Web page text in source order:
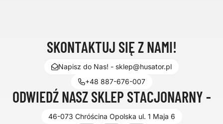
SKONTAKTUJ SIĘ Z NAMI!
Napisz do Nas! - sklep@husator.pl
+48 887-676-007
ODWIEDŹ NASZ SKLEP STACJONARNY -
46-073 Chróścina Opolska ul. 1 Maja 6